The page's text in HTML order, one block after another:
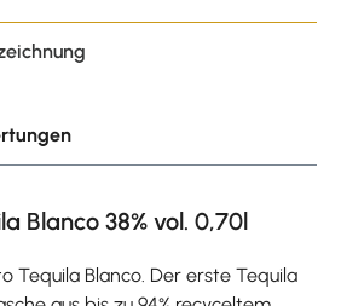
Blanco 38% vol. 0,70l
Tequila Blanco. Der erste Tequila